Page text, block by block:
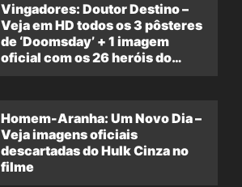
Vingadores: Doutor Destino –
Veja em HD todos os 3 pôsteres
de ‘Doomsday’ + 1 imagem
oficial com os 26 heróis do
Homem-Aranha: Um Novo Dia –
Veja imagens oficiais
descartadas do Hulk Cinza no
filme